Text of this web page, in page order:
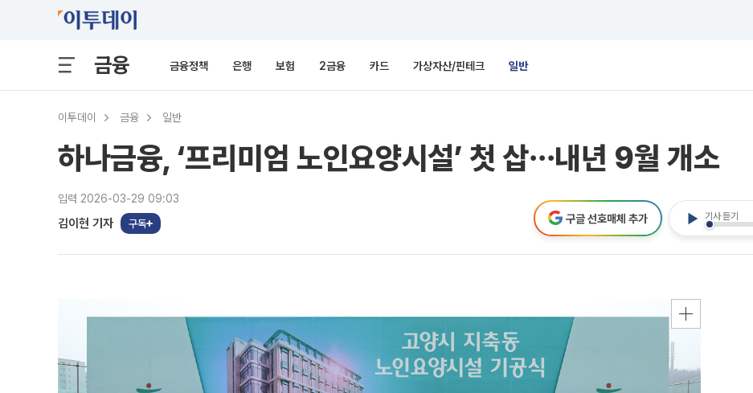
금융 금융정책 은행 보험 2금융 카드 가상자산/핀테크 일반
이투데이 금융 일반
하나금융, ‘프리미엄 노인요양시설’ 첫 삽⋯내년 9월 개소
입력 2026-03-29 09:03
김이현 기자 구독
기사 듣기
구글 선호매체 추가